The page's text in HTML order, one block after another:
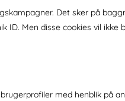
Det sker på
ID. Men disse cookies vil ikke
med henblik på